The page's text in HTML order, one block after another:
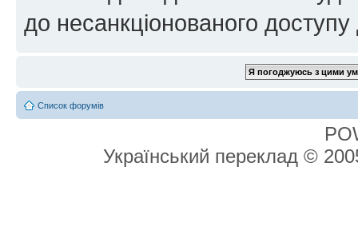
до несанкціонованого доступу
Список форумів
Український переклад ©